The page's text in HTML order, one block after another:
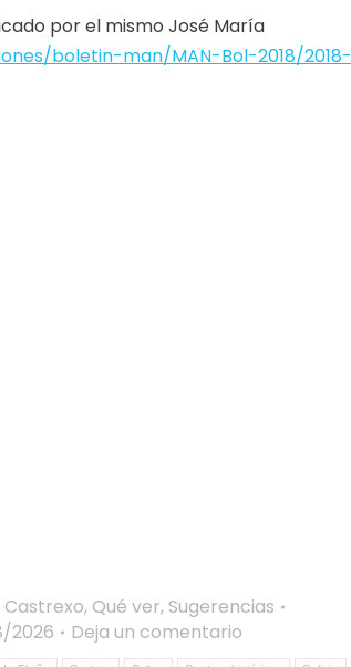
por el mismo José María
boletin-man/MAN-Bol-2018/2018-
Castrexo, Qué ver, Sugerencias
2026
Deja un comentario